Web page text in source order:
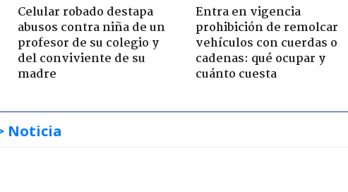
Celular robado destapa
abusos contra niña de un
profesor de su colegio y
del conviviente de su
madre
Entra en vigencia
prohibición de remolcar
vehículos con cuerdas o
cadenas: qué ocupar y
cuánto cuesta
Noticia